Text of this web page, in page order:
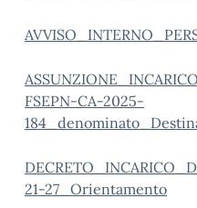
FSEPN-CA-2025-
21-27_Orientamento